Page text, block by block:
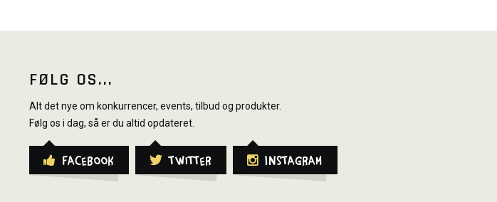
FØLG OS...
Alt det nye om konkurrencer, events, tilbud og produkter.
Følg os i dag, så er du altid opdateret.
Facebook Twitter Instagram